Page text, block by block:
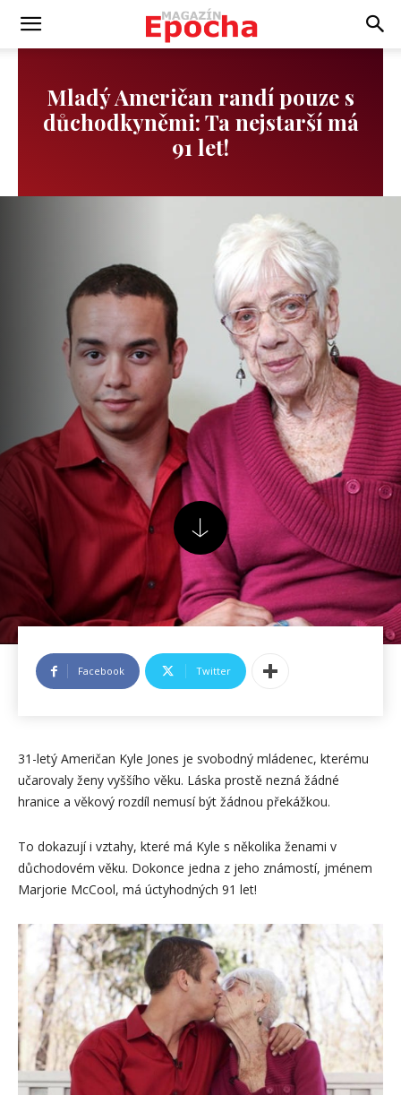
Mladý Američan randí pouze s
důchodkyněmi: Ta nejstarší má
91 let!
Facebook Twitter
31-letý Američan Kyle Jones je svobodný mládenec, kterému
učarovaly ženy vyššího věku. Láska prostě nezná žádné
hranice a věkový rozdíl nemusí být žádnou překážkou.
To dokazují i ​​vztahy, které má Kyle s několika ženami v
důchodovém věku. Dokonce jedna z jeho známostí, jménem
Marjorie McCool, má úctyhodných 91 let!